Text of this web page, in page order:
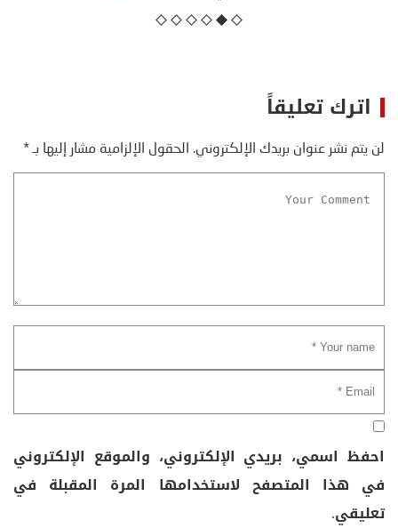
اترك تعليقاً
لن يتم نشر عنوان بريدك الإلكتروني. الحقول الإلزامية مشار إليها بـ*
احفظ اسمي، بريدي الإلكتروني، والموقع الإلكتروني
في هذا المتصفح لاستخدامها المرة المقبلة في
تعليقي.